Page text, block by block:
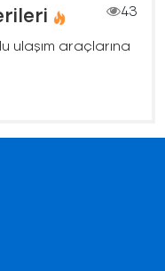
43
ulaşım araçlarına